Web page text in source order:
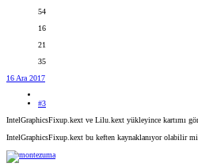
54
16
21
35
16 Ara 2017
#3
IntelGraphicsFixup.kext ve Lilu.kext yükleyince kartımı
IntelGraphicsFixup.kext bu keften kaynaklanıyor olabilir